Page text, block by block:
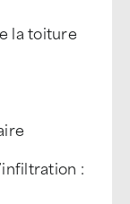
la toiture
: